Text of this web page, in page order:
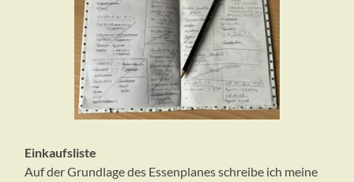
Einkaufsliste
Auf der Grundlage des Essenplanes schreibe ich meine